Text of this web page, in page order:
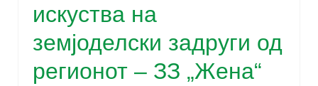
искуства на
земјоделски задруги од
регионот – ЗЗ „Жена“